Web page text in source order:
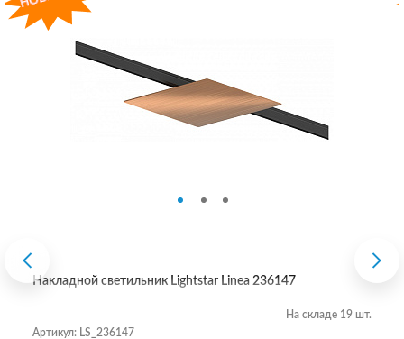
Накладной светильник Lightstar Linea 236147
На складе 19 шт.
Артикул: LS_236147